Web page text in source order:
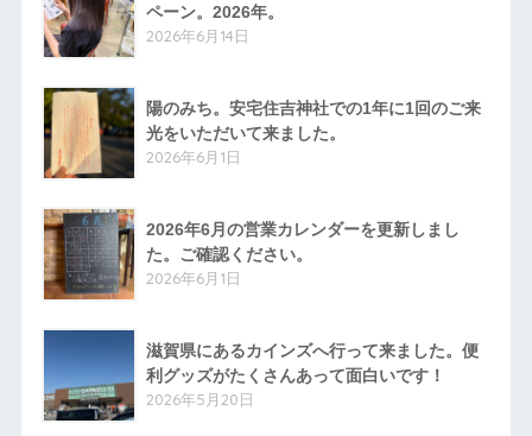
ペーン。2026年。
2026年6月14日
陽のみち。安宅住吉神社での1年に1回のご来
光をいただいて来ました。
2026年6月1日
2026年6月の営業カレンダーを更新しまし
た。ご確認ください。
2026年6月1日
滋賀県にあるカインズへ行って来ました。便
利グッズがたくさんあって面白いです！
2026年5月20日